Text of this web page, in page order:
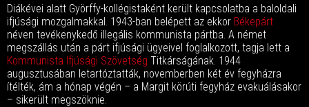
Diákévei alatt Györffy-kollégistaként került kapcsolatba a baloldali
ifjúsági mozgalmakkal. 1943-ban belépett az ekkor Békepárt
néven tevékenykedő illegális kommunista pártba. A német
megszállás után a párt ifjúsági ügyeivel foglalkozott, tagja lett a
Kommunista Ifjúsági Szövetség Titkárságának. 1944
augusztusában letartóztatták, novemberben két év fegyházra
ítélték, ám a hónap végén – a Margit körúti fegyház evakuálásakor
– sikerült megszöknie.